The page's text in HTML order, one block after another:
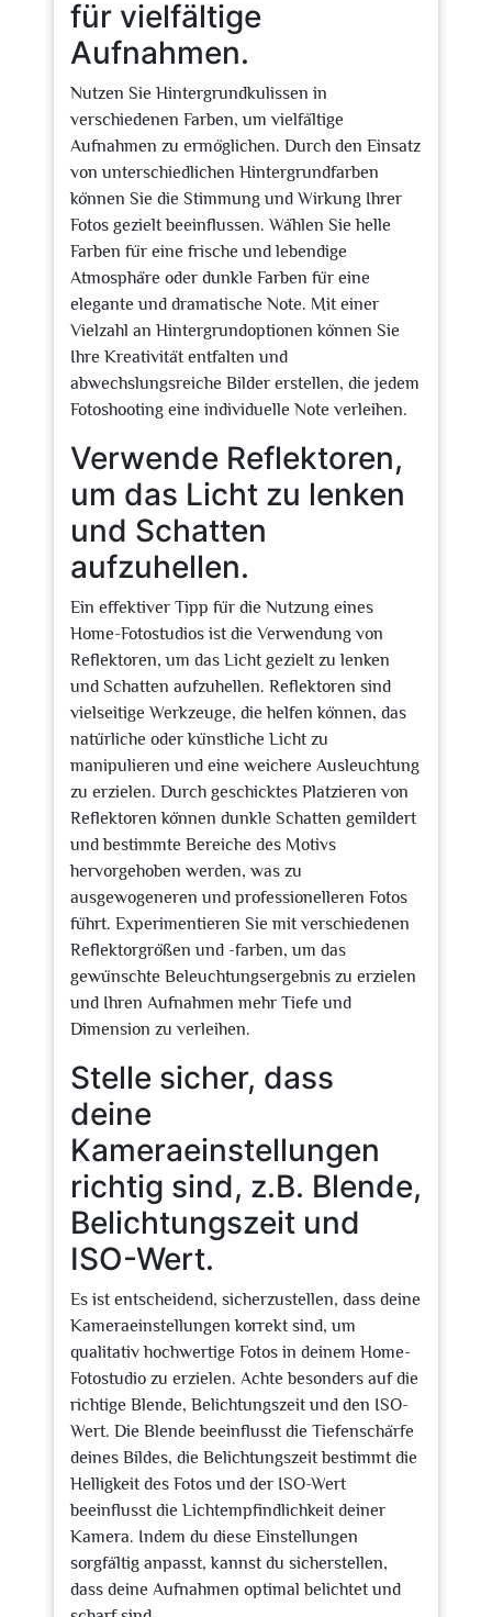
für vielfältige
Aufnahmen.
Nutzen Sie Hintergrundkulissen in
verschiedenen Farben, um vielfältige
Aufnahmen zu ermöglichen. Durch den Einsatz
von unterschiedlichen Hintergrundfarben
können Sie die Stimmung und Wirkung Ihrer
Fotos gezielt beeinflussen. Wählen Sie helle
Farben für eine frische und lebendige
Atmosphäre oder dunkle Farben für eine
elegante und dramatische Note. Mit einer
Vielzahl an Hintergrundoptionen können Sie
Ihre Kreativität entfalten und
abwechslungsreiche Bilder erstellen, die jedem
Fotoshooting eine individuelle Note verleihen.
Verwende Reflektoren,
um das Licht zu lenken
und Schatten
aufzuhellen.
Ein effektiver Tipp für die Nutzung eines
Home-Fotostudios ist die Verwendung von
Reflektoren, um das Licht gezielt zu lenken
und Schatten aufzuhellen. Reflektoren sind
vielseitige Werkzeuge, die helfen können, das
natürliche oder künstliche Licht zu
manipulieren und eine weichere Ausleuchtung
zu erzielen. Durch geschicktes Platzieren von
Reflektoren können dunkle Schatten gemildert
und bestimmte Bereiche des Motivs
hervorgehoben werden, was zu
ausgewogeneren und professionelleren Fotos
führt. Experimentieren Sie mit verschiedenen
Reflektorgrößen und -farben, um das
gewünschte Beleuchtungsergebnis zu erzielen
und Ihren Aufnahmen mehr Tiefe und
Dimension zu verleihen.
Stelle sicher, dass
deine
Kameraeinstellungen
richtig sind, z.B. Blende,
Belichtungszeit und
ISO-Wert.
Es ist entscheidend, sicherzustellen, dass deine
Kameraeinstellungen korrekt sind, um
qualitativ hochwertige Fotos in deinem Home-
Fotostudio zu erzielen. Achte besonders auf die
richtige Blende, Belichtungszeit und den ISO-
Wert. Die Blende beeinflusst die Tiefenschärfe
deines Bildes, die Belichtungszeit bestimmt die
Helligkeit des Fotos und der ISO-Wert
beeinflusst die Lichtempfindlichkeit deiner
Kamera. Indem du diese Einstellungen
sorgfältig anpasst, kannst du sicherstellen,
dass deine Aufnahmen optimal belichtet und